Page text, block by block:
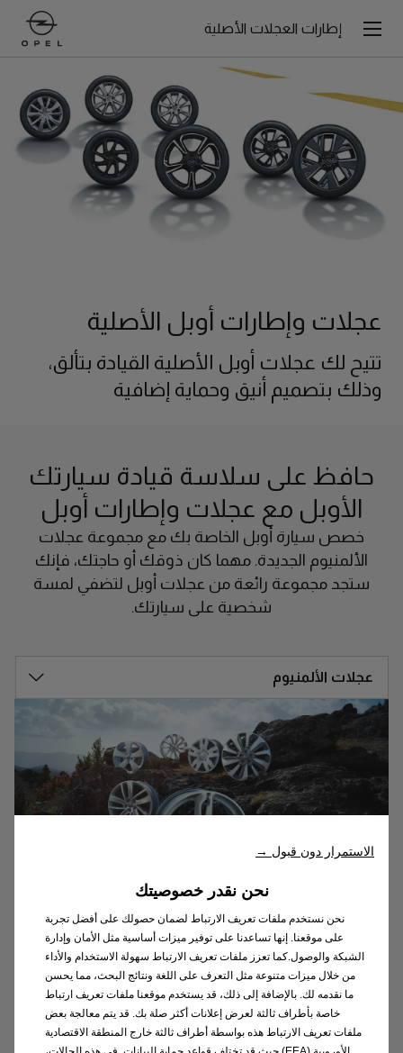
إطارات العجلات الأصلية
عجلات وإطارات أوبل الأصلية
تتيح لك عجلات أوبل الأصلية القيادة بتألق،
وذلك بتصميم أنيق وحماية إضافية
حافظ على سلاسة قيادة سيارتك
الأوبل مع عجلات وإطارات أوبل
خصص سيارة أوبل الخاصة بك مع مجموعة عجلات
الألمنيوم الجديدة. مهما كان ذوقك أو حاجتك، فإنك
ستجد مجموعة رائعة من عجلات أوبل لتضفي لمسة
شخصية على سيارتك.
عجلات الألمنيوم
عجلات الألمنيوم
عجلات الألمنيوم المصممة ببراعة هي أفضل
مقدمة عن السيارة. إنها تظهر شخصية السيارة
وسائقها.
الاستمرار دون قبول →
نحن نقدر خصوصيتك
نحن نستخدم ملفات تعريف الارتباط لضمان حصولك على أفضل تجربة
على موقعنا. إنها تساعدنا على توفير ميزات أساسية مثل الأمان وإدارة
الشبكة والوصول.كما تعزز ملفات تعريف الارتباط سهولة الاستخدام والأداء
من خلال ميزات متنوعة مثل التعرف على اللغة ونتائج البحث، مما يحسن
ما نقدمه لك. بالإضافة إلى ذلك، قد يستخدم موقعنا ملفات تعريف ارتباط
خاصة بأطراف ثالثة لعرض إعلانات أكثر صلة بك. قد يتم معالجة بعض
ملفات تعريف الارتباط هذه بواسطة أطراف ثالثة خارج المنطقة الاقتصادية